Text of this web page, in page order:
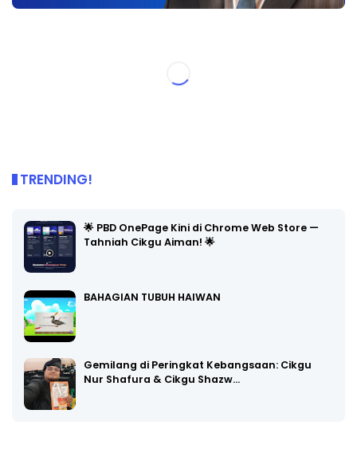
TRENDING!
🌟 PBD OnePage Kini di Chrome Web Store —
Tahniah Cikgu Aiman! 🌟
BAHAGIAN TUBUH HAIWAN
Gemilang di Peringkat Kebangsaan: Cikgu
Nur Shafura & Cikgu Shazw…